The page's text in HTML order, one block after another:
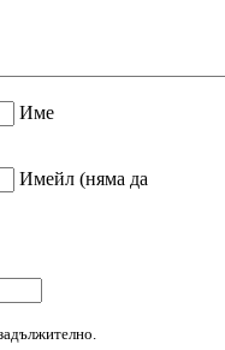
Име
Имейл (няма да